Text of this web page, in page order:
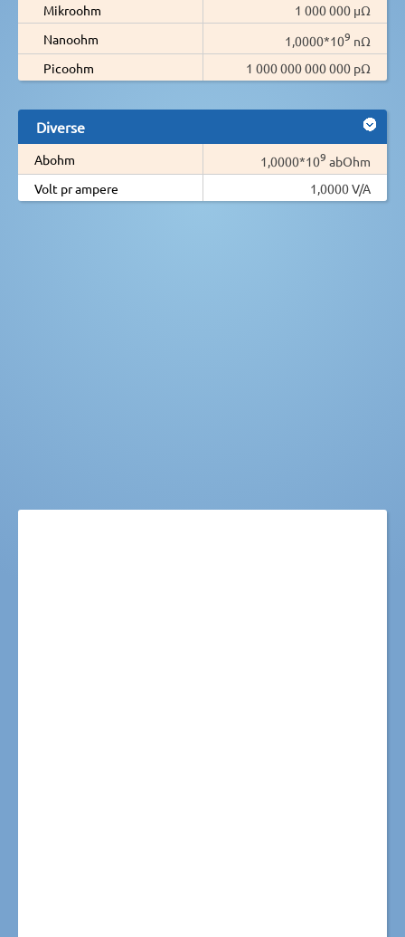
Mikroohm
1 000 000 µΩ
Nanoohm
1,0000*109 nΩ
Picoohm
1 000 000 000 000 pΩ
Diverse
Abohm 1,0000*109 abOhm
Volt pr ampere
1,0000 V/A